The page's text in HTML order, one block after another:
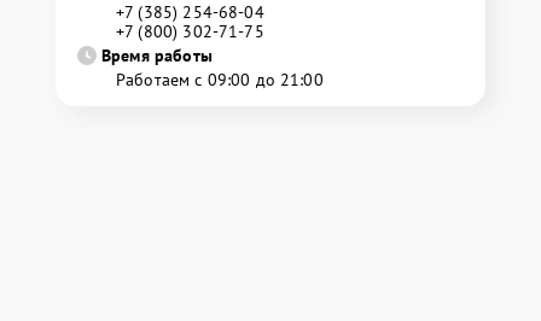
+7 (385) 254-68-04
+7 (800) 302-71-75
Время работы
Работаем с 09:00 до 21:00